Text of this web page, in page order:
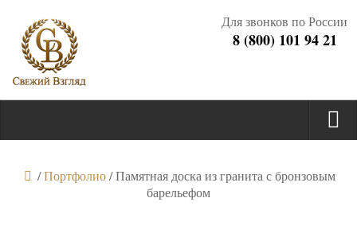
Для звонков по России
8 (800) 101 94 21
/Портфолио/Памятная доска из гранита с бронзовым
барельефом